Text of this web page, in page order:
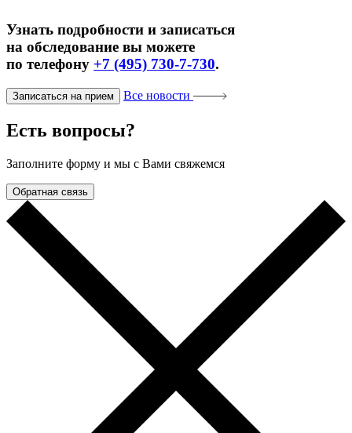
Узнать подробности и записаться
на обследование вы можете
по телефону +7 (495) 730-7-730.
Записаться на прием Все новости
Есть вопросы?
Заполните форму и мы с Вами свяжемся
Обратная связь